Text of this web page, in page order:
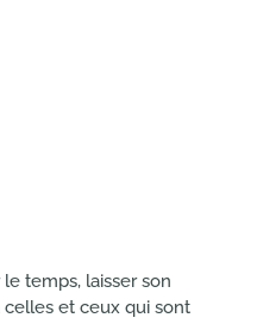
temps, laisser son
et ceux qui sont